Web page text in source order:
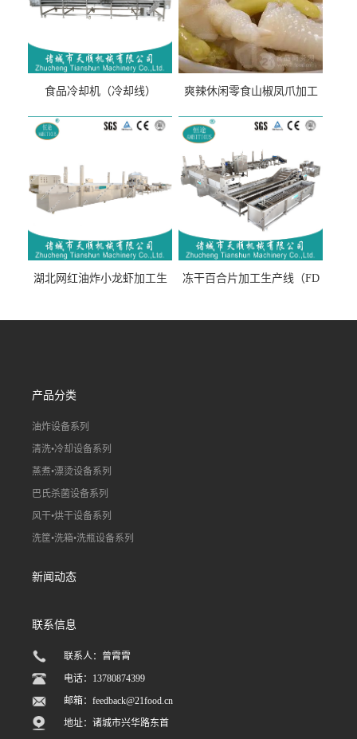
食品冷却机（冷却线）
爽辣休闲零食山椒凤爪加工
流水线）
湖北网红油炸小龙虾加工生
线）
冻干百合片加工生产线（FD
线）
产品分类
油炸设备系列
清洗•冷却设备系列
蒸煮•漂烫设备系列
巴氏杀菌设备系列
风干•烘干设备系列
洗筐•洗箱•洗瓶设备系列
新闻动态
联系信息
联系人：曾霄霄
电话：13780874399
邮箱：feedback@21food.cn
地址：诸城市兴华路东首